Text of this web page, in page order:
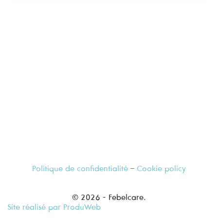
Politique de confidentialité – Cookie policy
© 2026 - Febelcare.
Site réalisé par ProduWeb